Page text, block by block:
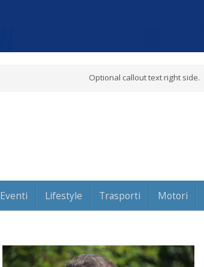
Optional callout text right side.
Eventi Lifestyle Trasporti Motori